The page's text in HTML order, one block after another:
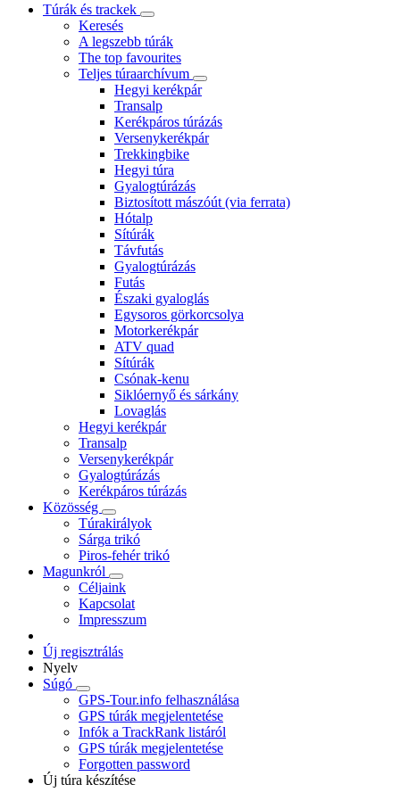
Túrák és trackek
Keresés
A legszebb túrák
The top favourites
Teljes túraarchívum
Hegyi kerékpár
Transalp
Kerékpáros túrázás
Versenykerékpár
Trekkingbike
Hegyi túra
Gyalogtúrázás
Biztosított mászóút (via ferrata)
Hótalp
Sítúrák
Távfutás
Gyalogtúrázás
Futás
Északi gyaloglás
Egysoros görkorcsolya
Motorkerékpár
ATV quad
Sítúrák
Csónak-kenu
Siklóernyő és sárkány
Lovaglás
Hegyi kerékpár
Transalp
Versenykerékpár
Gyalogtúrázás
Kerékpáros túrázás
Közösség
Túrakirályok
Sárga trikó
Piros-fehér trikó
Magunkról
Céljaink
Kapcsolat
Impresszum
Új regisztrálás
Nyelv
Súgó
GPS-Tour.info felhasználása
GPS túrák megjelentetése
Infók a TrackRank listáról
GPS túrák megjelentetése
Forgotten password
Új túra készítése